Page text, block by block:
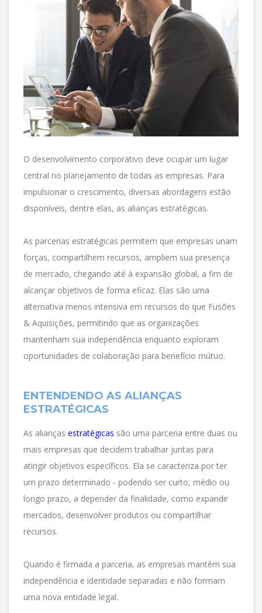
O desenvolvimento corporativo deve ocupar um lugar
central no planejamento de todas as empresas. Para
impulsionar o crescimento, diversas abordagens estão
disponíveis, dentre elas, as alianças estratégicas.
As parcerias estratégicas permitem que empresas unam
forças, compartilhem recursos, ampliem sua presença
de mercado, chegando até à expansão global, a fim de
alcançar objetivos de forma eficaz. Elas são uma
alternativa menos intensiva em recursos do que Fusões
& Aquisições, permitindo que as organizações
mantenham sua independência enquanto exploram
oportunidades de colaboração para benefício mútuo.
ENTENDENDO AS ALIANÇAS
ESTRATÉGICAS
As alianças estratégicas são uma parceria entre duas ou
mais empresas que decidem trabalhar juntas para
atingir objetivos específicos. Ela se caracteriza por ter
um prazo determinado - podendo ser curto, médio ou
longo prazo, a depender da finalidade, como expandir
mercados, desenvolver produtos ou compartilhar
recursos.
Quando é firmada a parceria, as empresas mantêm sua
independência e identidade separadas e não formam
uma nova entidade legal.